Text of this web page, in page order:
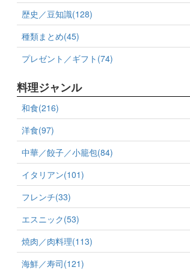
歴史／豆知識(128)
種類まとめ(45)
プレゼント／ギフト(74)
料理ジャンル
和食(216)
洋食(97)
中華／餃子／小籠包(84)
イタリアン(101)
フレンチ(33)
エスニック(53)
焼肉／肉料理(113)
海鮮／寿司(121)